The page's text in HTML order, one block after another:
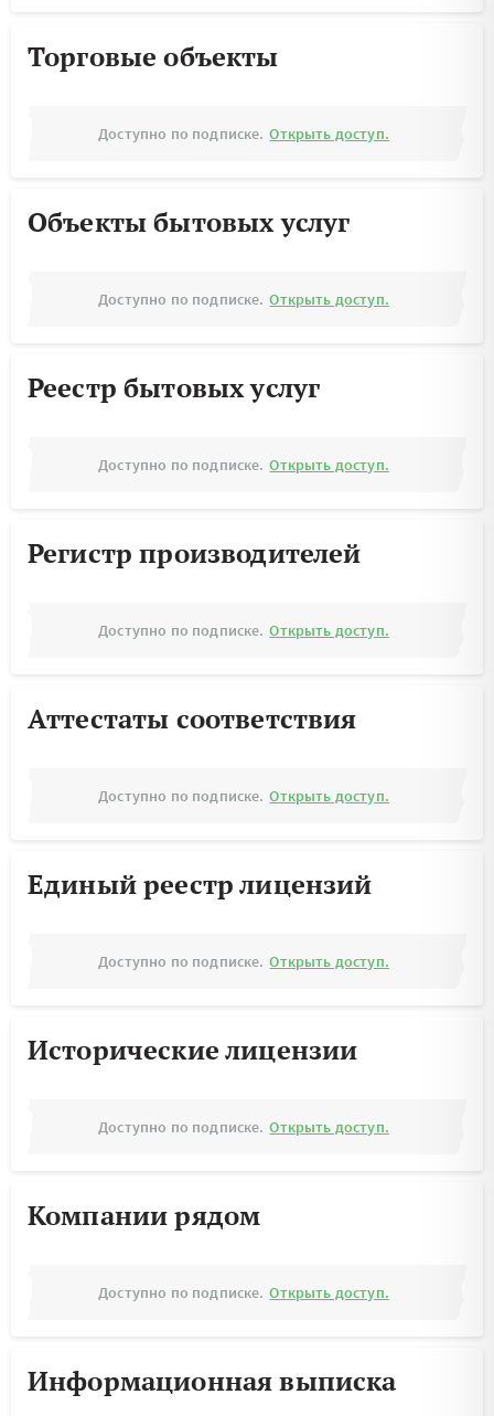
Торговые объекты
Доступно по подписке. Открыть доступ.
Объекты бытовых услуг
Доступно по подписке. Открыть доступ.
Реестр бытовых услуг
Доступно по подписке. Открыть доступ.
Регистр производителей
Доступно по подписке. Открыть доступ.
Аттестаты соответствия
Доступно по подписке. Открыть доступ.
Единый реестр лицензий
Доступно по подписке. Открыть доступ.
Исторические лицензии
Доступно по подписке. Открыть доступ.
Компании рядом
Доступно по подписке. Открыть доступ.
Информационная выписка